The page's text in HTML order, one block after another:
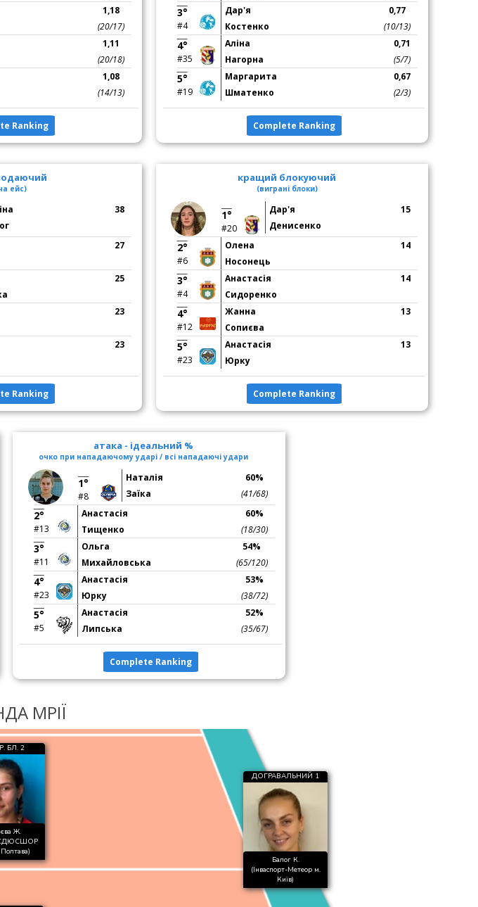
1,18
(20/17)
1,11
(20/18)
1,08
(14/13)
Ranking
3°
#4
Дар'я
Костенко
0,77
(10/13)
4°
#35
Аліна
Нагорна
0,71
(5/7)
5°
#19
Маргарита
Шматенко
0,67
(2/3)
Complete Ranking
ейс)
38
27
25
23
23
Ranking
кращий блокуючий
(виграні блоки)
1°
#20
Дар'я
Денисенко
15
2°
#6
Олена
Носонець
14
3°
#4
Анастасія
Сидоренко
14
4°
#12
Жанна
Сопиєва
13
5°
#23
Анастасія
Юрку
13
Complete Ranking
атака - ідеальний %
очко при нападаючому ударі / всі нападаючі удари
1°
#8
Наталія
Заїка
60%
(41/68)
2°
#13
Анастасія
Тищенко
60%
(18/30)
3°
#11
Ольга
Михайловська
54%
(65/120)
4°
#23
Анастасія
Юрку
53%
(38/72)
5°
#5
Анастасія
Липська
52%
(35/67)
Complete Ranking
МРІЇ
БЛ. 2
Ж.
СДЮСШОР
ДОГРАВАЛЬНИЙ 1
Балог К.
(Інваспорт-Метеор м.
Київ)